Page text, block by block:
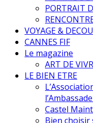
PORTRAIT
VOYAGE &
CANNES FIF
Le magazine
ART DE
LE BIEN ETRE
Castel
Bien choisir